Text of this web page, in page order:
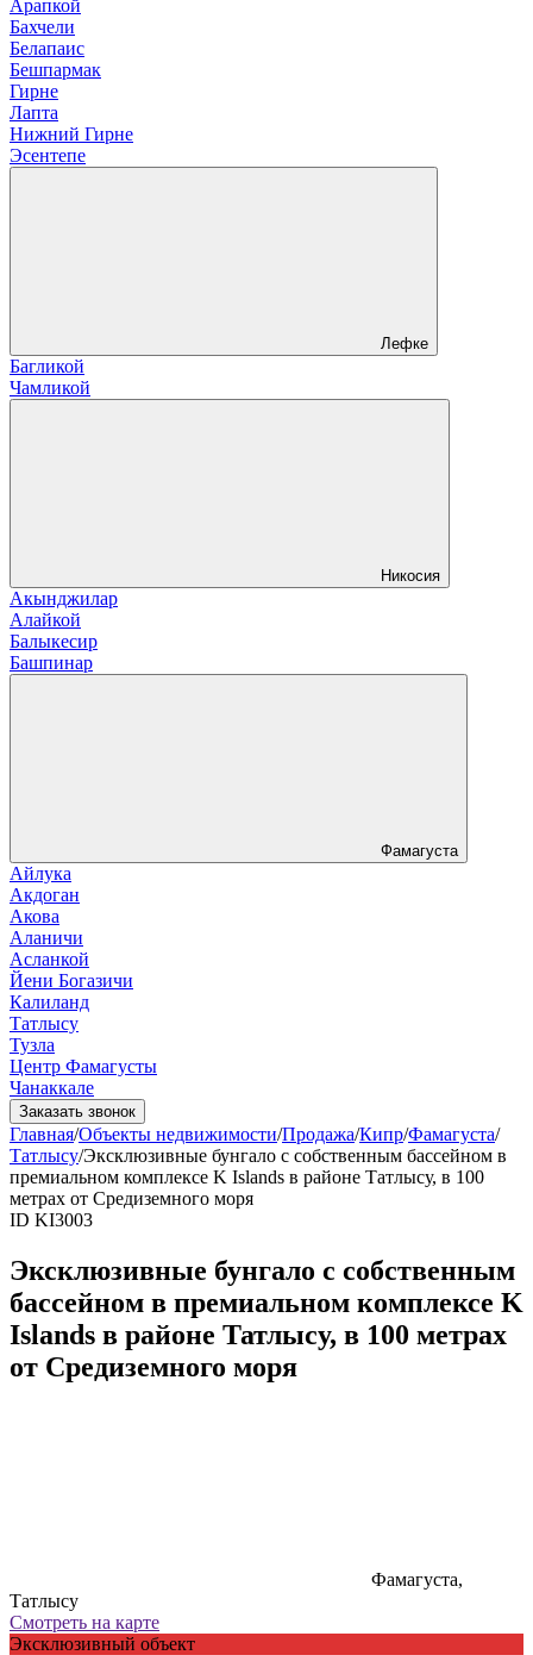
Арапкой
Бахчели
Белапаис
Бешпармак
Гирне
Лапта
Нижний Гирне
Эсентепе
Лефке
Багликой
Чамликой
Никосия
Акынджилар
Алайкой
Балыкесир
Башпинар
Фамагуста
Айлука
Акдоган
Акова
Аланичи
Асланкой
Йени Богазичи
Калиланд
Татлысу
Тузла
Центр Фамагусты
Чанаккале
Заказать звонок
Главная/Объекты недвижимости/Продажа/Кипр/Фамагуста/
Татлысу/Эксклюзивные бунгало с собственным бассейном в
премиальном комплексе K Islands в районе Татлысу, в 100
метрах от Средиземного моря
ID KI3003
Эксклюзивные бунгало с собственным
бассейном в премиальном комплексе K
Islands в районе Татлысу, в 100 метрах
от Средиземного моря
Фамагуста,
Татлысу
Смотреть на карте
Эксклюзивный объект